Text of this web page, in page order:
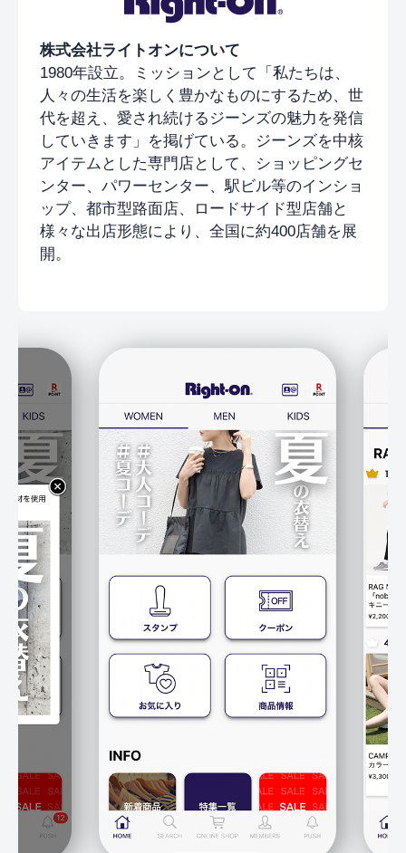
株式会社ライトオンについて
1980年設立。ミッションとして「私たちは、
人々の生活を楽しく豊かなものにするため、世
代を超え、愛され続けるジーンズの魅力を発信
していきます」を掲げている。ジーンズを中核
アイテムとした専門店として、ショッピングセ
ンター、パワーセンター、駅ビル等のインショ
ップ、都市型路面店、ロードサイド型店舗と
様々な出店形態により、全国に約400店舗を展
開。